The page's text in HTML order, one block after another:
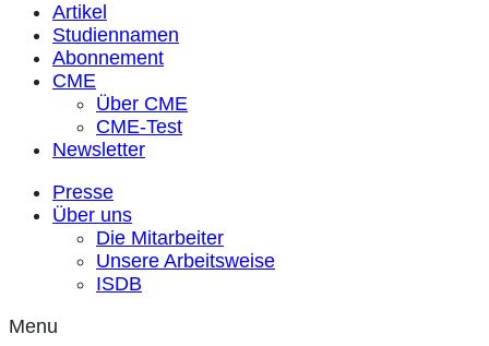
Artikel
Studiennamen
Abonnement
CME
Über CME
CME-Test
Newsletter
Presse
Über uns
Die Mitarbeiter
Unsere Arbeitsweise
ISDB
Menu